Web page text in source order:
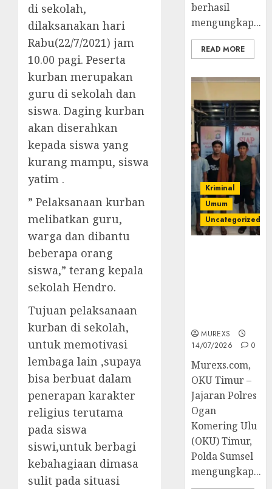
di sekolah,
dilaksanakan hari
Rabu(22/7/2021) jam
10.00 pagi. Peserta
kurban merupakan
guru di sekolah dan
siswa. Daging kurban
akan diserahkan
kepada siswa yang
kurang mampu, siswa
yatim .
” Pelaksanaan kurban
melibatkan guru,
warga dan dibantu
beberapa orang
siswa,” terang kepala
sekolah Hendro.
Tujuan pelaksanaan
kurban di sekolah,
untuk memotivasi
lembaga lain ,supaya
bisa berbuat dalam
penerapan karakter
religius terutama
pada siswa
siswi,untuk berbagi
kebahagiaan dimasa
sulit pada situasi
berhasil
mengungkap...
READ MORE
Kriminal
Umum
Uncategorized
MUREXS
14/07/2026
0
Murexs.com,
OKU Timur –
Jajaran Polres
Ogan
Komering Ulu
(OKU) Timur,
Polda Sumsel
mengungkap...